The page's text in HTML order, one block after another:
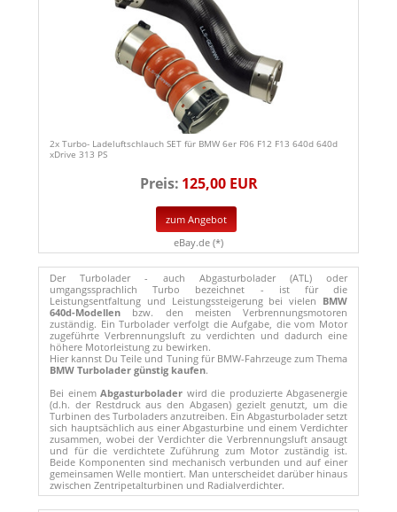
2x Turbo- Ladeluftschlauch SET für BMW 6er F06 F12 F13 640d 640d
xDrive 313 PS
Preis: 125,00 EUR
zum Angebot
eBay.de (*)
Der Turbolader - auch Abgasturbolader (ATL) oder
umgangssprachlich Turbo bezeichnet - ist für die
Leistungsentfaltung und Leistungssteigerung bei vielen BMW
640d-Modellen bzw. den meisten Verbrennungsmotoren
zuständig. Ein Turbolader verfolgt die Aufgabe, die vom Motor
zugeführte Verbrennungsluft zu verdichten und dadurch eine
höhere Motorleistung zu bewirken.
Hier kannst Du Teile und Tuning für BMW-Fahrzeuge zum Thema
BMW Turbolader günstig kaufen.
Bei einem Abgasturbolader wird die produzierte Abgasenergie
(d.h. der Restdruck aus den Abgasen) gezielt genutzt, um die
Turbinen des Turboladers anzutreiben. Ein Abgasturbolader setzt
sich hauptsächlich aus einer Abgasturbine und einem Verdichter
zusammen, wobei der Verdichter die Verbrennungsluft ansaugt
und für die verdichtete Zuführung zum Motor zuständig ist.
Beide Komponenten sind mechanisch verbunden und auf einer
gemeinsamen Welle montiert. Man unterscheidet darüber hinaus
zwischen Zentripetalturbinen und Radialverdichter.